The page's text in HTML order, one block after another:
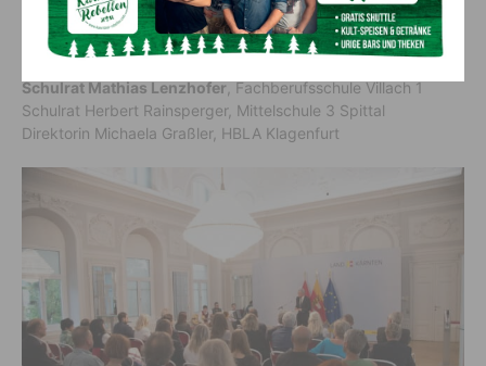
Oberstudienrätin Margit Vohryzka-Laure, BRG Klagenfurt
Viktring
Schulrätin Gudrun Falgenhauer, Mittelschule Gmünd
Schulrat Mathias Lenzhofer, Fachberufsschule Villach 1
Schulrat Herbert Rainsperger, Mittelschule 3 Spittal
Direktorin Michaela Graßler, HBLA Klagenfurt